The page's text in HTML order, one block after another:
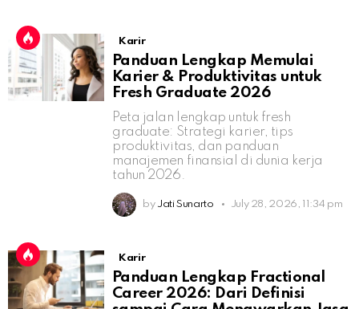
Karir
Panduan Lengkap Memulai
Karier & Produktivitas untuk
Fresh Graduate 2026
Peta jalan lengkap untuk fresh
graduate: Strategi karier, tips
produktivitas, dan panduan
manajemen finansial di dunia kerja
tahun 2026.
by Jati Sunarto July 28, 2026, 11:34 pm
Karir
Panduan Lengkap Fractional
Career 2026: Dari Definisi